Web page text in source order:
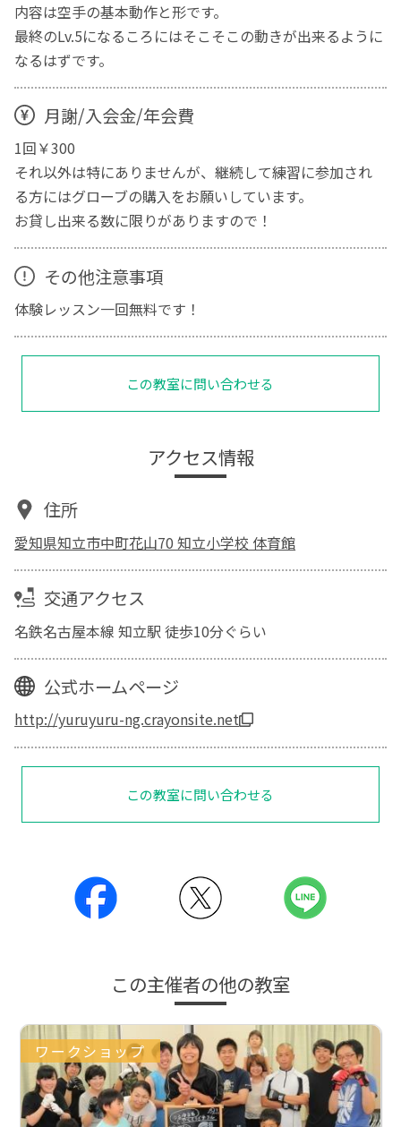
内容は空手の基本動作と形です。
最終のLv.5になるころにはそこそこの動きが出来るように
なるはずです。
月謝/入会金/年会費
1回￥300
それ以外は特にありませんが、継続して練習に参加され
る方にはグローブの購入をお願いしています。
お貸し出来る数に限りがありますので！
その他注意事項
体験レッスン一回無料です！
この教室に問い合わせる
アクセス情報
住所
愛知県知立市中町花山70 知立小学校 体育館
交通アクセス
名鉄名古屋本線 知立駅 徒歩10分ぐらい
公式ホームページ
http://yuruyuru-ng.crayonsite.net
この教室に問い合わせる
この主催者の他の教室
ワークショップ